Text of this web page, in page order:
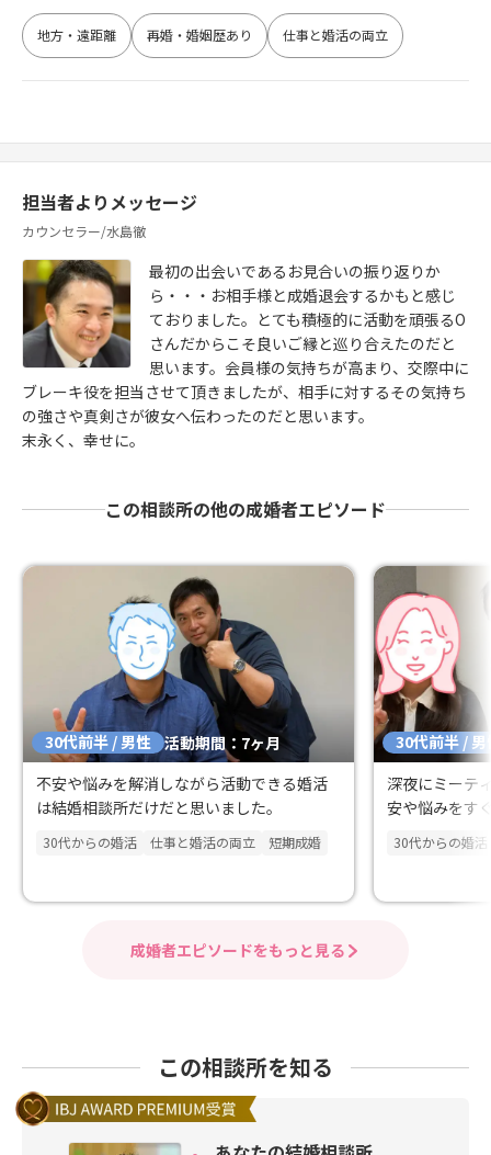
地方・遠距離 再婚・婚姻歴あり 仕事と婚活の両立
担当者よりメッセージ
カウンセラー/水島徹
最初の出会いであるお見合いの振り返りか
ら・・・お相手様と成婚退会するかもと感じ
ておりました。とても積極的に活動を頑張るO
さんだからこそ良いご縁と巡り合えたのだと
思います。会員様の気持ちが高まり、交際中に
ブレーキ役を担当させて頂きましたが、相手に対するその気持ち
の強さや真剣さが彼女へ伝わったのだと思います。
末永く、幸せに。
この相談所の他の成婚者エピソード
30代前半 / 男性 活動期間：7ヶ月
不安や悩みを解消しながら活動できる婚活
は結婚相談所だけだと思いました。
30代からの婚活 仕事と婚活の両立 短期成婚
30代前半 / 男
深夜にミーテ
安や悩みをす
30代からの婚活
成婚者エピソードをもっと見る
この相談所を知る